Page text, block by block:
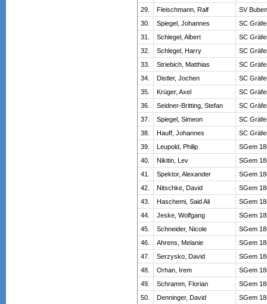
29.
Fleischmann, Ralf
SV
30.
Spiegel, Johannes
SC
31.
Schlegel, Albert
SC
32.
Schlegel, Harry
SC
33.
Striebich, Matthias
SC
34.
Distler, Jochen
SC
35.
Krüger, Axel
SC
36.
Seidner-Britting, Stefan
SC
37.
Spiegel, Simeon
SC
38.
Hauff, Johannes
SC
39.
Leupold, Philip
SGem
40.
Nikitin, Lev
SGem
41.
Spektor, Alexander
SGem
42.
Nitschke, David
SGem
43.
Haschemi, Said Ali
SGem
44.
Jeske, Wolfgang
SGem
45.
Schneider, Nicole
SGem
46.
Ahrens, Melanie
SGem
47.
Serzysko, David
SGem
48.
Orhan, Irem
SGem
49.
Schramm, Florian
SGem
50.
Denninger, David
SGem